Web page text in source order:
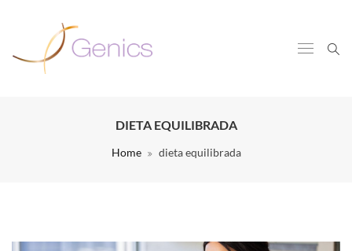
DIETA EQUILIBRADA
Home dieta equilibrada